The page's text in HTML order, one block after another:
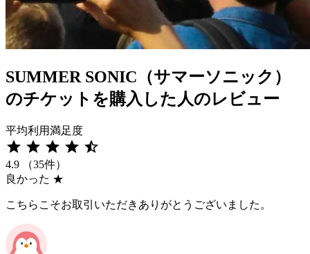
SUMMER SONIC（サマーソニック）
のチケットを購入した人のレビュー
平均利用満足度
star star star star star_half
4.9
（35件）
良かった ★
こちらこそお取引いただきありがとうございました。